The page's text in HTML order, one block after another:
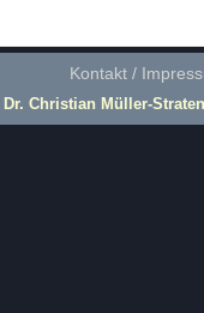
Kontakt /
Dr. Christian Müller-Straten